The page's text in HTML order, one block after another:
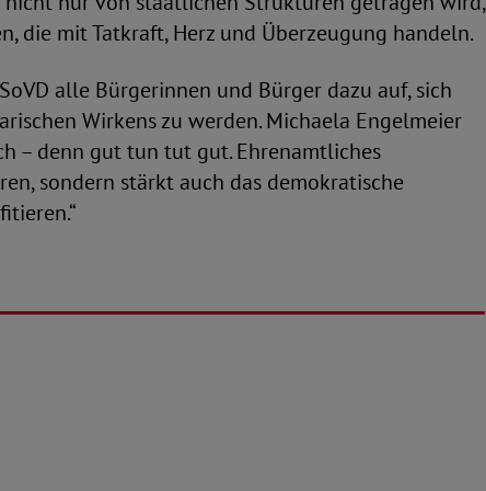
die mit Tatkraft, Herz und Überzeugung handeln.
alle Bürgerinnen und Bürger dazu auf, sich
Wirkens zu werden. Michaela Engelmeier
– denn gut tun tut gut. Ehrenamtliches
sondern stärkt auch das demokratische